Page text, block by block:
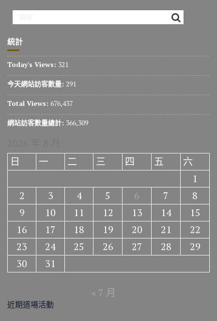
統計
Today's Views: 321
今天網站訪客數量: 291
Total Views: 676,437
網站訪客數量總計: 366,309
日
一 二 三 四 五
六
1
2
3 4 5 6 7
8
9
10 11 12 13 14
15
16
17 18 19 20 21
22
23
24 25 26 27 28
29
30
31
« 7 月
近期道場活動